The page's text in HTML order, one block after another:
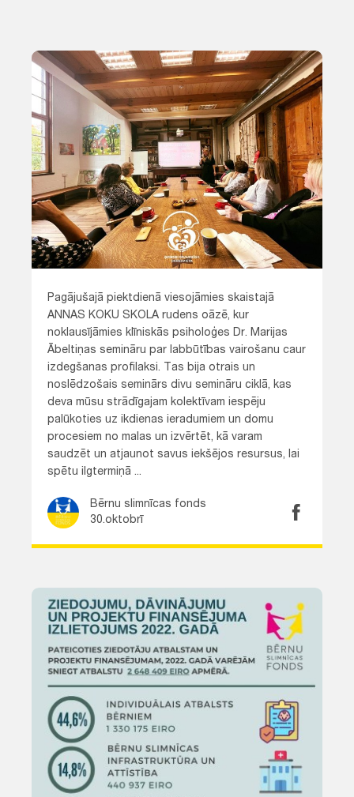
Pagājušajā piektdienā viesojāmies skaistajā
ANNAS KOKU SKOLA rudens oāzē, kur
noklausījāmies klīniskās psiholoģes Dr. Marijas
Ābeltiņas semināru par labbūtības vairošanu caur
izdegšanas profilaksi. Tas bija otrais un
noslēdzošais seminārs divu semināru ciklā, kas
deva mūsu strādīgajam kolektīvam iespēju
palūkoties uz ikdienas ieradumiem un domu
procesiem no malas un izvērtēt, kā varam
saudzēt un atjaunot savus iekšējos resursus, lai
spētu ilgtermiņā ...
Bērnu slimnīcas fonds
30.oktobrī